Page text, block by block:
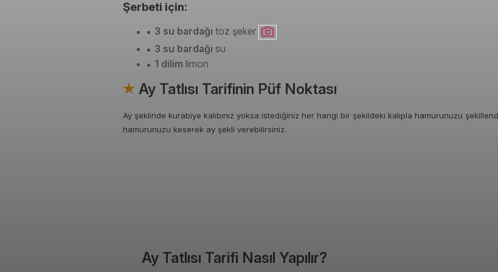
Şerbeti için:
3 su bardağı toz şeker
3 su bardağı su
1 dilim limon
Ay Tatlısı Tarifinin Püf Noktası
Ay şeklinde kurabiye kalıbınız yoksa istediğiniz her hangi bir şekildeki kalıpla hamurunuzu
hamurunuzu keserek ay şekli verebilirsiniz.
Ay Tatlısı Tarifi Nasıl Yapılır?